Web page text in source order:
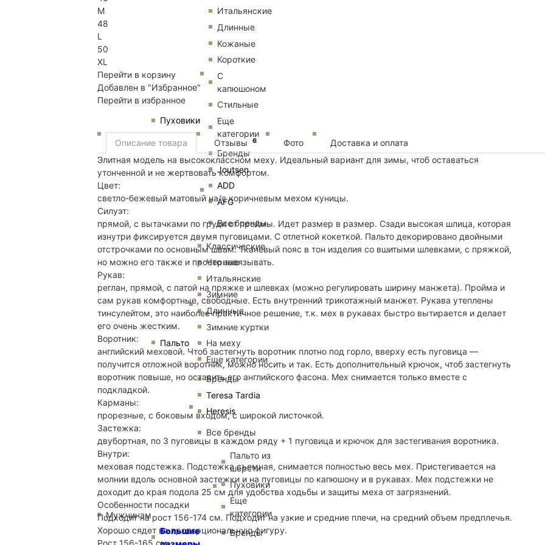
Мужчинам
Пуховики
Итальянские
Длинные
Кожаные
Короткие
С
капюшоном
Стильные
Еще
категории
Бренды
Joutsen
ADD
AFG
Все бренды
Пальто
Классические
Черные
Итальянские
Зимние
Длинные
Зимние куртки
На меху
Еще категории
Бренды
Teresa Tardia
Heresis
Все бренды
Большие
Пальто из
шерсти
Пуховики
Еще
категории
Бренды
M
48
L
50
XL
Перейти в корзину
Добавлен в "Избранное"
Перейти в избранное
Описание товара Отзывы 6 Фото
Доставка и оплата
Элитная модель на высококлассном меху. Идеальный вариант для зимы, чтоб оставаться
утонченной и не жертвовать комфортом.
Цвет:
светло-бежевый матовый на/с коричневым мехом куницы.
Силуэт:
прямой, с вытачками по груди от проймы. Идет размер в размер. Сзади высокая шлица, которая
изнутри фиксируется двумя пуговицами. С отлетной кокеткой. Пальто декорировано двойными
отстрочками по основным швам. Тканевый пояс в тон изделия со вшитыми шлевками, с пряжкой,
но можно его также и просто завязывать.
Рукав:
реглан, прямой, с патой на пряжке и шлевках (можно регулировать ширину манжета). Пройма и
сам рукав комфортные, свободные. Есть внутренний трикотажный манжет. Рукава утеплены
тинсулейтом, это наиболее практичное решение, т.к. мех в рукавах быстро вытирается и делает
его очень жестким.
Воротник:
английский меховой. Чтоб застегнуть воротник плотно под горло, вверху есть пуговица —
получится отложной воротник, можно носить и так. Есть дополнительный крючок, чтоб застегнуть
воротник повыше, но оставить его английского фасона. Мех снимается только вместе с
подкладкой.
Карманы:
прорезные, с боковым входом, с широкой листочкой.
Застежка:
двубортная, по 3 пуговицы в каждом ряду + 1 пуговица и крючок для застегивания воротника.
Внутри:
меховая подстежка. Подстежка съемная, снимается полностью весь мех. Пристегивается на
молнии вдоль основной застежки и на пуговицы по капюшону и в рукавах. Мех подстежки не
доходит до края подола 25 см для удобства ходьбы и защиты меха от загрязнений.
Особенности посадки
Подходит на рост 156-174 см. Подходит на узкие и средние плечи, на средний объем предплечья.
Хорошо сядет на пропорциональную фигуру.